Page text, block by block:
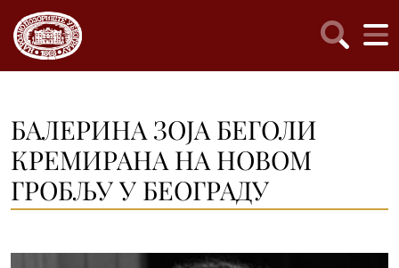
БАЛЕРИНА ЗОЈА БЕГОЛИ
КРЕМИРАНА НА НОВОМ
ГРОБЉУ У БЕОГРАДУ